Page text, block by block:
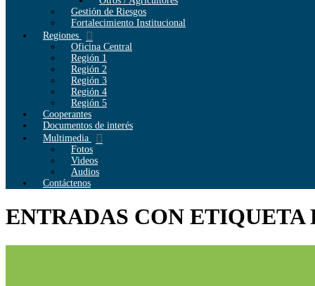
Gestión de Riesgos
Fortalecimiento Institucional
Regiones
Oficina Central
Región 1
Región 2
Región 3
Región 4
Región 5
Cooperantes
Documentos de interés
Multimedia
Fotos
Videos
Audios
Contáctenos
ENTRADAS CON ETIQUETA